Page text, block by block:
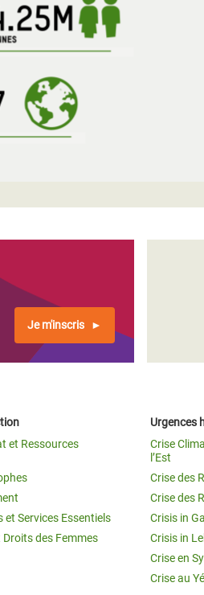
Je m'inscris
et Ressources
et Services Essentiels
des Femmes
Urgences
Crise
l’Est
Crise des
Crise des
Crisis in
Crisis in
Crise en
Crise au